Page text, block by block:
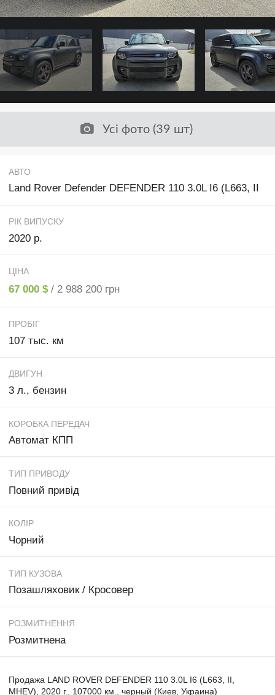
Усі фото (39 шт)
АВТО
Land Rover Defender DEFENDER 110 3.0L I6 (L663, II
РІК ВИПУСКУ
2020 р.
ЦІНА
67 000 $ / 2 988 200 грн
ПРОБІГ
107 тыс. км
ДВИГУН
3 л., бензин
КОРОБКА ПЕРЕДАЧ
Автомат КПП
ТИП ПРИВОДУ
Повний привід
КОЛІР
Чорний
ТИП КУЗОВА
Позашляховик / Кросовер
РОЗМИТНЕННЯ
Розмитнена
Продажа LAND ROVER DEFENDER 110 3.0L I6 (L663, II,
MHEV), 2020 г., 107000 км., черный (Киев, Украина)